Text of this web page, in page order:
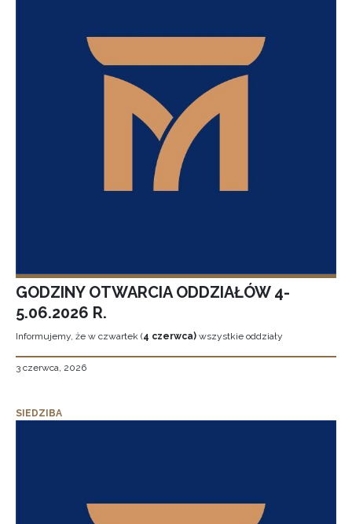
GODZINY OTWARCIA ODDZIAŁÓW 4-
5.06.2026 R.
Informujemy, że w czwartek (4 czerwca) wszystkie oddziały
3 czerwca, 2026
SIEDZIBA